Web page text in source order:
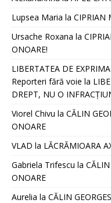
Lupsea Maria la CIPRIAN
Ursache Roxana la
ONOARE!
LIBERTATEA DE
Reporteri fără voie la
DREPT, NU O
Viorel Chivu la CĂLIN
ONOARE
VLAD la LĂCRĂMIOARA
Gabriela Trifescu la
ONOARE
Aurelia la CĂLIN